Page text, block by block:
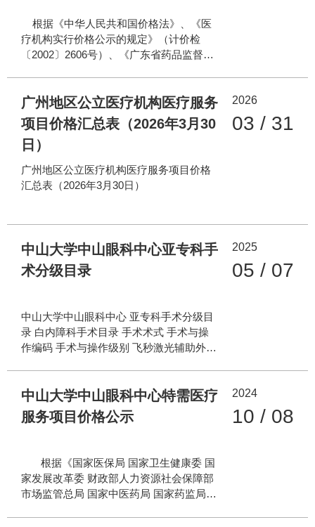
根据《中华人民共和国价格法》、《医
疗机构实行价格公示的规定》（计价检
〔2002〕2606号）、《广东省药品监督管
我院0.002%鼠神经生长因子滴眼液（院内
临配制剂）、0.004%鼠神经生长因子滴眼
液 （院内临配制剂）、洛索洛芬钠滴眼液
（批准文号：粤药制字H20260003）3款院
内制剂已完成价格核定程序。为保障患者
知情权、规范价格行为，现将新通过院内
制剂的核心信息与核定价格公示如下：
格表 序号
广州地区公立医疗机构医疗服务
项目价格汇总表（2026年3月30
日）
广州地区公立医疗机构医疗服务项目价格
汇总表（2026年3月30日）
2026
03 / 31
中山大学中山眼科中心亚专科手
术分级目录
中山大学中山眼科中心 亚专科手术分级目
录 白内障科手术目录 手术术式 手术与操
作编码 手术与操作级别 飞秒激光辅助外科
外摘除术 13.5900x001 三级 后发膜挑开
（切开）术 13.6400
2025
05 / 07
中山大学中山眼科中心特需医疗
服务项目价格公示
根据《国家医保局 国家卫生健康委 国
家发展改革委 财政部人力资源社会保障部
市场监管总局 国家中医药局 国家药监局关
2024
10 / 08